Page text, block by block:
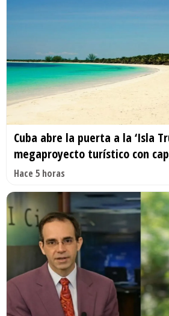
Cuba abre la puerta a la ‘Isla
megaproyecto turístico con
Hace 5 horas